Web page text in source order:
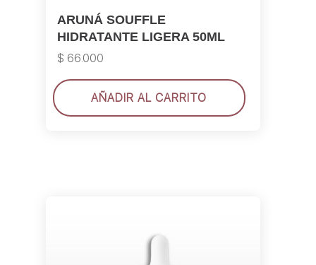
ARUNÁ SOUFFLE
HIDRATANTE LIGERA 50ML
$ 66.000
AÑADIR AL CARRITO